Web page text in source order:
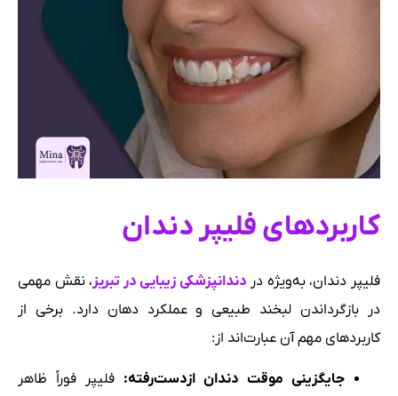
کاربردهای فلیپر دندان
فلیپر دندان، به‌ویژه در دندانپزشکی زیبایی در تبریز ، نقش مهمی
در بازگرداندن لبخند طبیعی و عملکرد دهان دارد. برخی از
کاربردهای مهم آن عبارت‌اند از:
جایگزینی موقت دندان ازدست‌رفته: فلیپر فوراً ظاهر